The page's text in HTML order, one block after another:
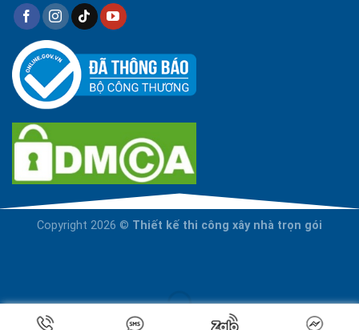
Copyright 2026 © Thiết kế thi công xây nhà trọn gói